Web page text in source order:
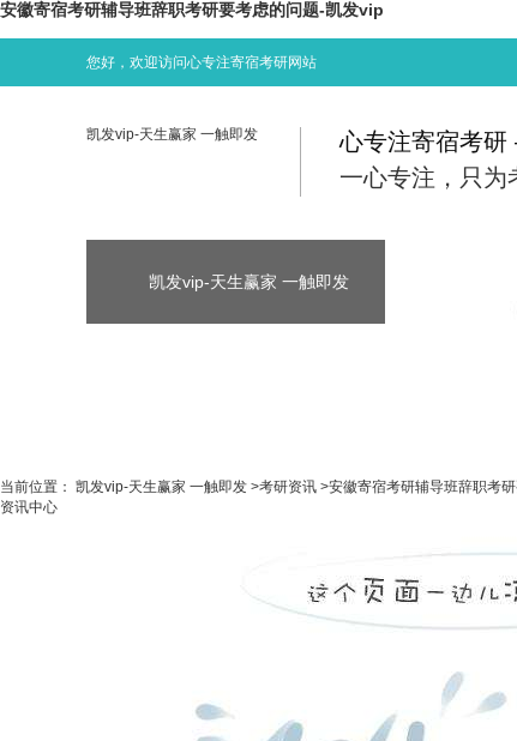
安徽寄宿考研辅导班辞职考研要考虑的问题-凯发vip
您好，欢迎访问心专注寄宿考研网站
凯发vip-天生赢家 一触即发
心专注寄宿考
一心专注，只为
凯发vip-天生赢家 一触即发 凯发vip-天
当前位置： 凯发vip-天生赢家 一触即发 >考研资讯 >安徽寄宿考研辅导班辞职考
资讯中心